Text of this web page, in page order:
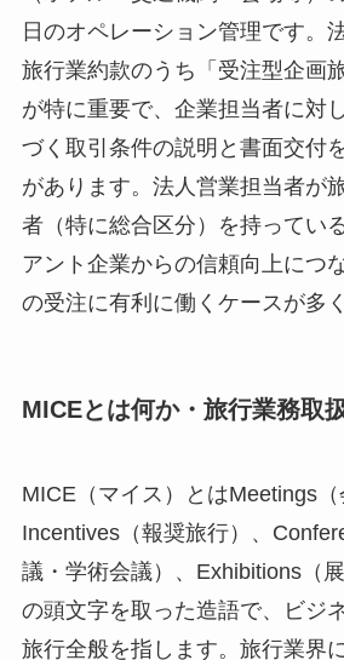
日のオペレーション管理です。
旅行業約款のうち「受注型企画
が特に重要で、企業担当者に対
づく取引条件の説明と書面交付
があります。法人営業担当者が
者（特に総合区分）を持ってい
アント企業からの信頼向上につ
の受注に有利に働くケースが多
MICEとは何か・旅行業務取
MICE（マイス）とはMeetings（
Incentives（報奨旅行）、
議・学術会議）、Exhibitions（
の頭文字を取った造語で、ビジ
旅行全般を指します。旅行業界